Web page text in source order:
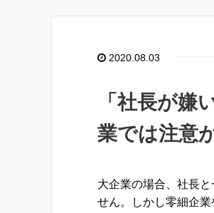
2020.08.03
「社長が嫌
業では注意
大企業の場合、社長
せん。しかし零細企